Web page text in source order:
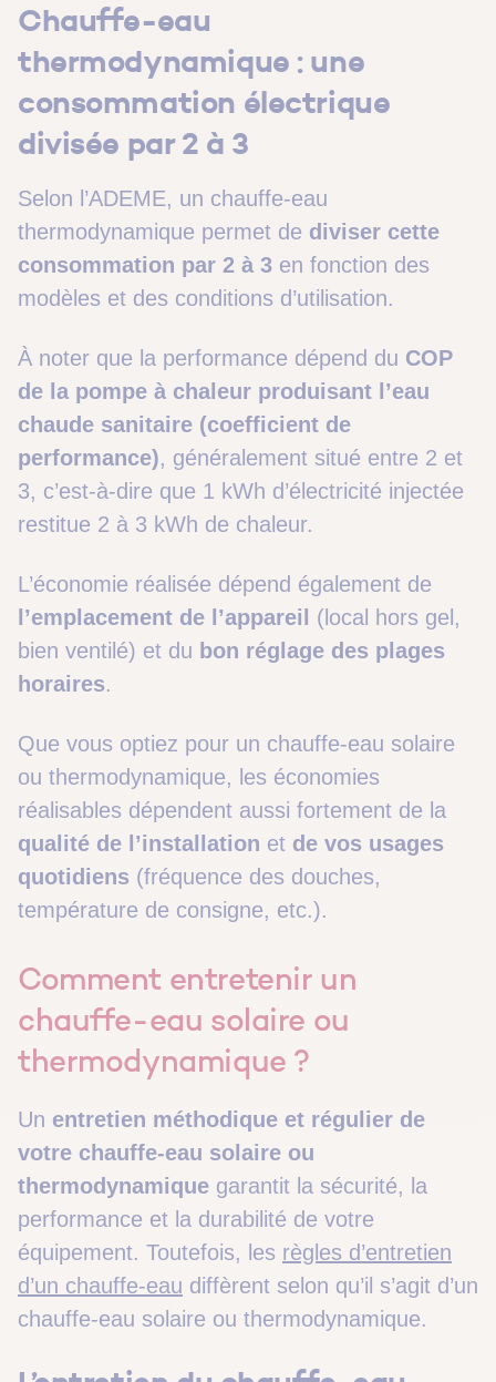
Chauffe-eau
thermodynamique : une
consommation électrique
divisée par 2 à 3
Selon l’ADEME, un chauffe-eau
thermodynamique permet de diviser cette
consommation par 2 à 3 en fonction des
modèles et des conditions d’utilisation.
À noter que la performance dépend du COP
de la pompe à chaleur produisant l’eau
chaude sanitaire (coefficient de
performance), généralement situé entre 2 et
3, c’est-à-dire que 1 kWh d’électricité injectée
restitue 2 à 3 kWh de chaleur.
L’économie réalisée dépend également de
l’emplacement de l’appareil
(local hors gel,
bien ventilé) et du bon réglage des plages
horaires.
Que vous optiez pour un chauffe-eau solaire
ou thermodynamique, les économies
réalisables dépendent aussi fortement de la
qualité de l’installation et de vos usages
quotidiens (fréquence des douches,
température de consigne, etc.).
Comment entretenir un
chauffe-eau solaire ou
thermodynamique ?
Un entretien méthodique et régulier de
votre chauffe-eau solaire ou
thermodynamique garantit la sécurité, la
performance et la durabilité de votre
équipement. Toutefois, les règles d’entretien
d’un chauffe-eau diffèrent selon qu’il s’agit d’un
chauffe-eau solaire ou thermodynamique.